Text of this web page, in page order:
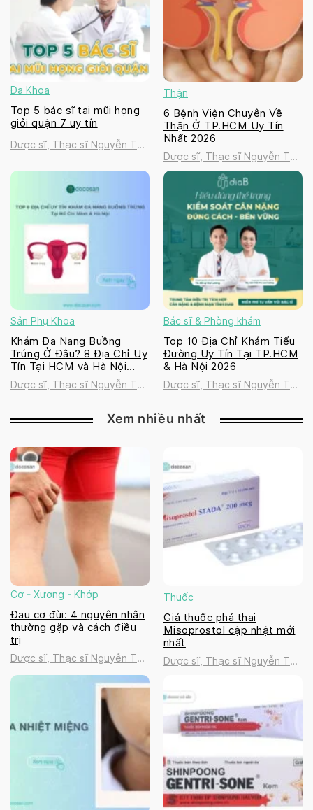
Đa Khoa
Top 5 bác sĩ tai mũi họng
giỏi quận 7 uy tín
Dược sĩ, Thạc sĩ Nguyễn Thị
Thận
6 Bệnh Viện Chuyên Về
Thận Ở TP.HCM Uy Tín
Nhất 2026
Dược sĩ, Thạc sĩ Nguyễn Thị
Thanh Tú
Sản Phụ Khoa
Khám Đa Nang Buồng
Trứng Ở Đâu? 8 Địa Chỉ Uy
Tín Tại HCM và Hà Nội
2026
Dược sĩ, Thạc sĩ Nguyễn Thị
Bác sĩ & Phòng khám
Top 10 Địa Chỉ Khám Tiểu
Đường Uy Tín Tại TP.HCM
& Hà Nội 2026
Dược sĩ, Thạc sĩ Nguyễn Thị
Xem nhiều nhất
Cơ - Xương - Khớp
Đau cơ đùi: 4 nguyên nhân
thường gặp và cách điều
trị
Dược sĩ, Thạc sĩ Nguyễn Thị
Thanh Tú
Thuốc
Giá thuốc phá thai
Misoprostol cập nhật mới
nhất
Dược sĩ, Thạc sĩ Nguyễn Thị